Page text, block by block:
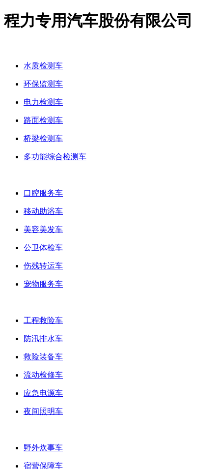
程力专用汽车股份有限公司
水质检测车
环保监测车
电力检测车
路面检测车
桥梁检测车
多功能综合检测车
口腔服务车
移动助浴车
美容美发车
公卫体检车
伤残转运车
宠物服务车
工程救险车
防汛排水车
救险装备车
流动检修车
应急电源车
夜间照明车
野外炊事车
宿营保障车